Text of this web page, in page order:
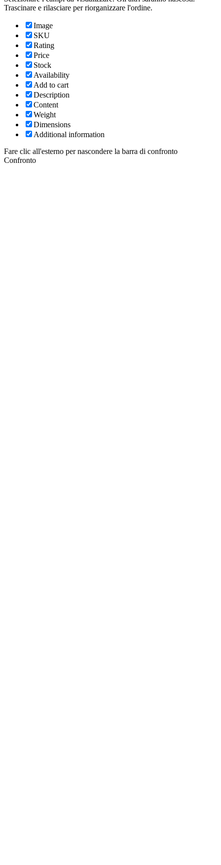
Trascinare e rilasciare per riorganizzare l'ordine.
Image
SKU
Rating
Price
Stock
Availability
Add to cart
Description
Content
Weight
Dimensions
Additional information
Fare clic all'esterno per nascondere la barra di confronto
Confronto